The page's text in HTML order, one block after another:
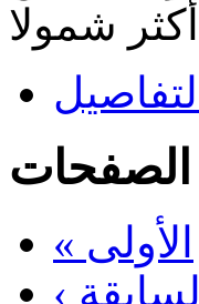
التفاصيل
الصفحات
« الأولى
‹ السابقة